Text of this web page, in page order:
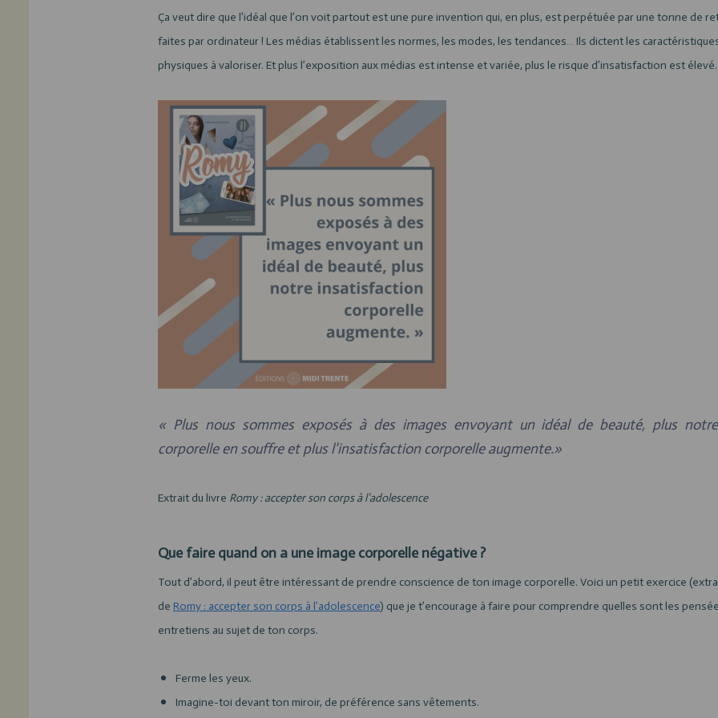
Ça veut dire que l’idéal que l’on voit partout est une pure invention qui, en plus, est perpétuée par une tonne de
faites par ordinateur ! Les médias établissent les normes, les modes, les tendances… Ils dictent les
physiques à valoriser. Et plus l’exposition aux médias est intense et variée, plus le risque d’insatisfaction est élevé.
« Plus nous sommes exposés à des images envoyant un idéal de beauté, plus
corporelle en souffre et plus l'insatisfaction corporelle augmente.»
Extrait du livre Romy : accepter son corps à l’adolescence
Que faire quand on a une image corporelle négative ?
Tout d’abord, il peut être intéressant de prendre conscience de ton image corporelle. Voici un petit exercice
de Romy : accepter son corps à l’adolescence) que je t’encourage à faire pour comprendre quelles sont les
entretiens au sujet de ton corps.
Ferme les yeux.
Imagine-toi devant ton miroir, de préférence sans vêtements.